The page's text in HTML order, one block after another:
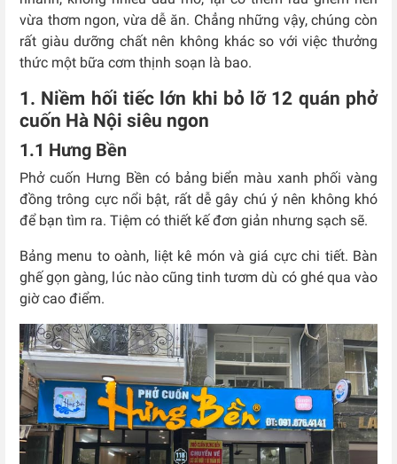
vừa thơm ngon, vừa dễ ăn. Chẳng những vậy, chúng còn
rất giàu dưỡng chất nên không khác so với việc thưởng
thức một bữa cơm thịnh soạn là bao.
1. Niềm hối tiếc lớn khi bỏ lỡ 12 quán phở
cuốn Hà Nội siêu ngon
1.1 Hưng Bền
Phở cuốn Hưng Bền có bảng biển màu xanh phối vàng
đồng trông cực nổi bật, rất dễ gây chú ý nên không khó
để bạn tìm ra. Tiệm có thiết kế đơn giản nhưng sạch sẽ.
Bảng menu to oành, liệt kê món và giá cực chi tiết. Bàn
ghế gọn gàng, lúc nào cũng tinh tươm dù có ghé qua vào
giờ cao điểm.